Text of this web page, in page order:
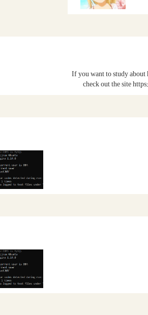
If you want to study about
check out the site